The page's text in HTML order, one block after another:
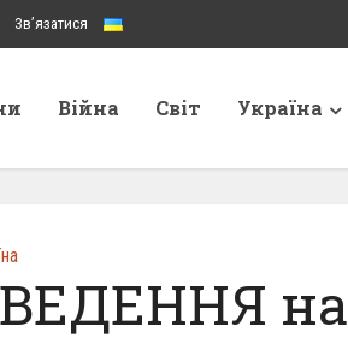
Зв’язатися
Війна Світ Україна
на